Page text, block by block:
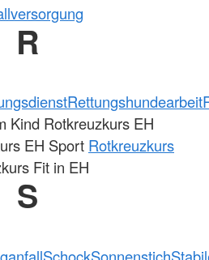
R
Rettungshundearbeit
Kind Rotkreuzkurs EH
EH Sport Rotkreuzkurs
Fit in EH
S
SchockSonnenstich